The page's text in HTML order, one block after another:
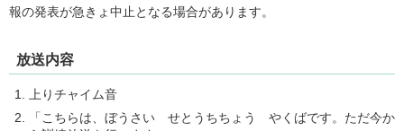
報の発表が急きょ中止となる場合があります。
放送内容
上りチャイム音
「こちらは、ぼうさい せとうちちょう やくばです。ただ今か